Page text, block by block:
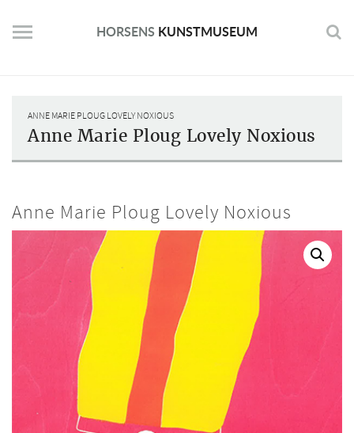
content
HORSENS KUNSTMUSEUM
ANNE MARIE PLOUG LOVELY NOXIOUS
Anne Marie Ploug Lovely Noxious
Anne Marie Ploug Lovely Noxious